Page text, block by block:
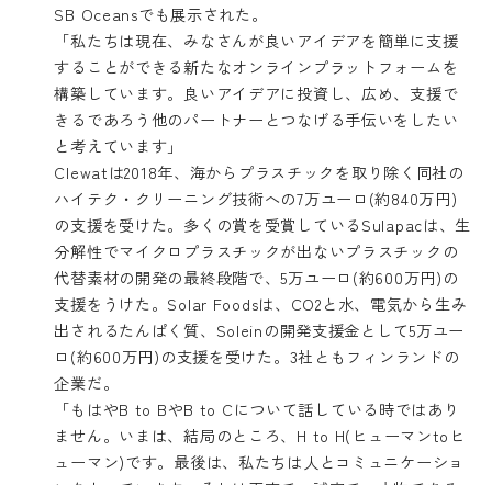
SB Oceansでも展示された。
「私たちは現在、みなさんが良いアイデアを簡単に支援
することができる新たなオンラインプラットフォームを
構築しています。良いアイデアに投資し、広め、支援で
きるであろう他のパートナーとつなげる手伝いをしたい
と考えています」
Clewatは2018年、海からプラスチックを取り除く同社の
ハイテク・クリーニング技術への7万ユーロ(約840万円)
の支援を受けた。多くの賞を受賞しているSulapacは、生
分解性でマイクロプラスチックが出ないプラスチックの
代替素材の開発の最終段階で、5万ユーロ(約600万円)の
支援をうけた。 Solar Foodsは、CO2と水、電気から生み
出されるたんぱく質、Soleinの開発支援金として5万ユー
ロ(約600万円)の支援を受けた。3社ともフィンランドの
企業だ。
「もはやB to BやB to Cについて話している時ではあり
ません。いまは、結局のところ、H to H(ヒューマンtoヒ
ューマン)です。最後は、私たちは人とコミュニケーショ